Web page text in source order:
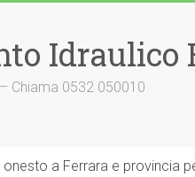
Idraulico
Chiama 0532 050010
a Ferrara e provincia